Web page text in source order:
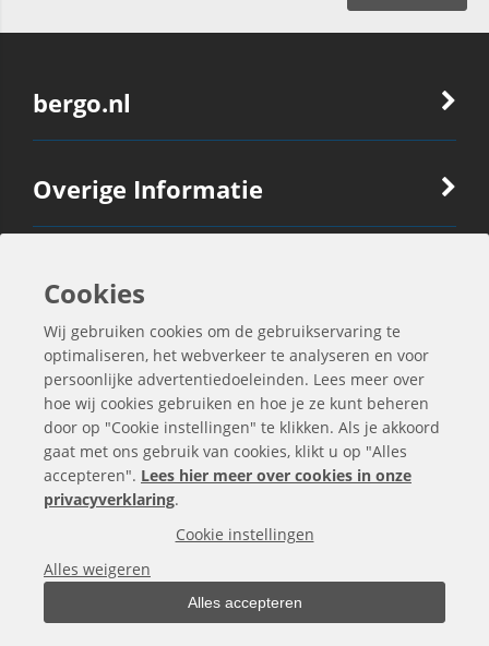
bergo.nl
Overige Informatie
Ook Interessant
Contactgegevens
Alle bedragen zijn exclusief BTW
Cookies
Wij gebruiken cookies om de gebruikservaring te
optimaliseren, het webverkeer te analyseren en voor
persoonlijke advertentiedoeleinden. Lees meer over
hoe wij cookies gebruiken en hoe je ze kunt beheren
door op "Cookie instellingen" te klikken. Als je akkoord
gaat met ons gebruik van cookies, klikt u op "Alles
accepteren". Lees hier meer over cookies in onze
privacyverklaring.
Cookie instellingen
Alles weigeren
Alles accepteren